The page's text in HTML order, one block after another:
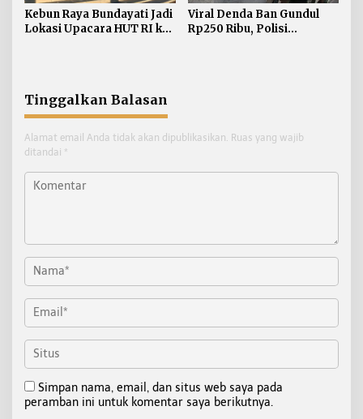
Kebun Raya Bundayati Jadi
Lokasi Upacara HUT RI ke-
Viral Denda Ban Gundul
Rp250 Ribu, Polisi
Tinggalkan Balasan
Alamat email Anda tidak akan dipublikasikan. Ruas yang wajib
ditandai *
Simpan nama, email, dan situs web saya pada
peramban ini untuk komentar saya berikutnya.